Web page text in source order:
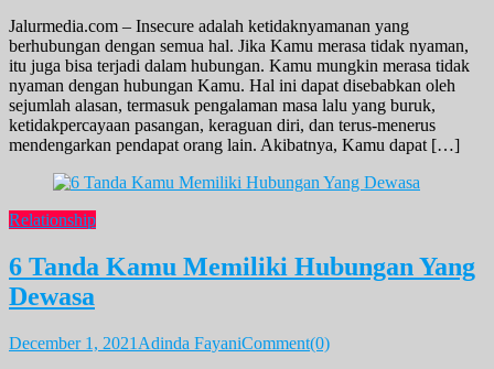
Jalurmedia.com – Insecure adalah ketidaknyamanan yang
berhubungan dengan semua hal. Jika Kamu merasa tidak nyaman,
itu juga bisa terjadi dalam hubungan. Kamu mungkin merasa tidak
nyaman dengan hubungan Kamu. Hal ini dapat disebabkan oleh
sejumlah alasan, termasuk pengalaman masa lalu yang buruk,
ketidakpercayaan pasangan, keraguan diri, dan terus-menerus
mendengarkan pendapat orang lain. Akibatnya, Kamu dapat […]
Relationship
6 Tanda Kamu Memiliki Hubungan Yang
Dewasa
December 1, 2021 Adinda FayaniComment(0)